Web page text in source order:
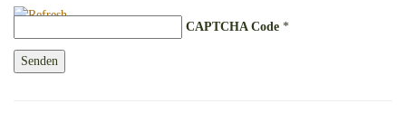
CAPTCHA Code *